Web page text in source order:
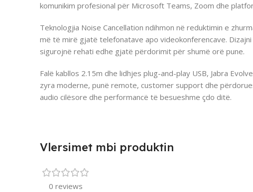
komunikim profesional për Microsoft Teams, Zoom dhe
Teknologjia Noise Cancellation ndihmon në reduktimin e
më të mirë gjatë telefonatave apo videokonferencave.
sigurojnë rehati edhe gjatë përdorimit për shumë orë pune.
Falë kabllos 2.15m dhe lidhjes plug-and-play USB, Jabra
zyra moderne, punë remote, customer support dhe
audio cilësore dhe performancë të besueshme çdo ditë.
Vlersimet mbi produktin
0 reviews